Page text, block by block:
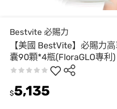
Bestvite 必賜力
【美國 BestVite】必賜力
囊90顆*4瓶(FloraGLO專利)
$5,135